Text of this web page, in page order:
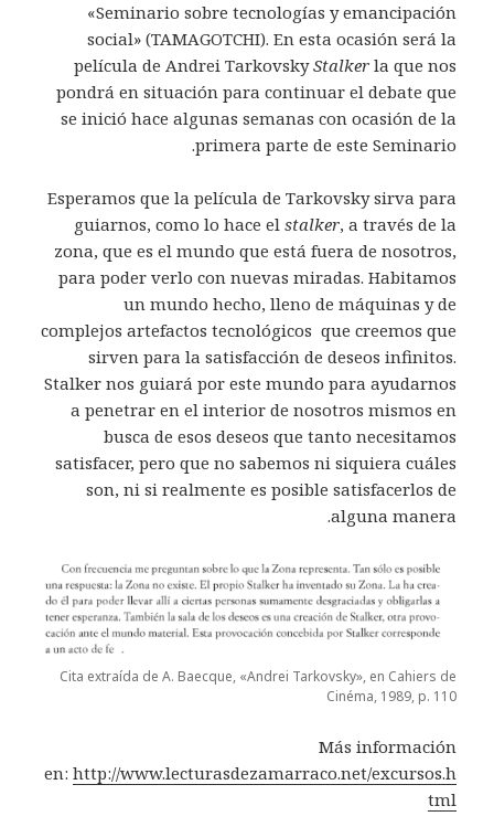
«Seminario sobre tecnologías y emancipación
social» (TAMAGOTCHI). En esta ocasión será la
película de Andrei TarkovskyStalkerla que nos
pondrá en situación para continuar el debate que
se inició hace algunas semanas con ocasión de la
primera parte de este Seminario.
Esperamos que la película de Tarkovsky sirva para
guiarnos, como lo hace el stalker, a través de la
zona, que es el mundo que está fuera de nosotros,
para poder verlo con nuevas miradas. Habitamos
un mundo hecho, lleno de máquinas y de
complejos artefactos tecnológicos que creemos que
sirven para la satisfacción de deseos infinitos.
Stalker nos guiará por este mundo para ayudarnos
a penetrar en el interior de nosotros mismos en
busca de esos deseos que tanto necesitamos
satisfacer, pero que no sabemos ni siquiera cuáles
son, ni si realmente es posible satisfacerlos de
alguna manera.
Cita extraída de A. Baecque, «Andrei Tarkovsky», en Cahiers de
Cinéma, 1989, p. 110
Más información
en: http://www.lecturasdezamarraco.net/excursos.h
tml